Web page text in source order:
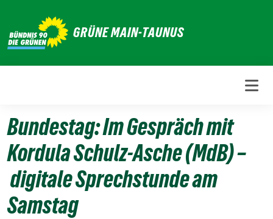
Inhalt
GRÜNE MAIN-TAUNUS
Bundestag: Im Gespräch mit
Kordula Schulz-Asche (MdB) –
digitale Sprechstunde am
Samstag